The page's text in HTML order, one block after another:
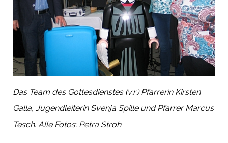
Das Team des Gottesdienstes (v.r.) Pfarrerin Kirsten
Galla, Jugendleiterin Svenja Spille und Pfarrer Marcus
Tesch. Alle Fotos: Petra Stroh